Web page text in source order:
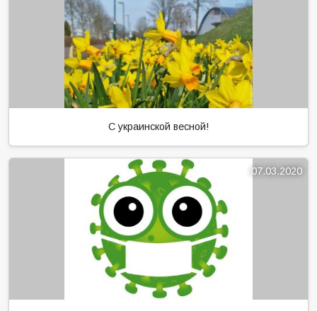
С украинской весной!
07.03.2020